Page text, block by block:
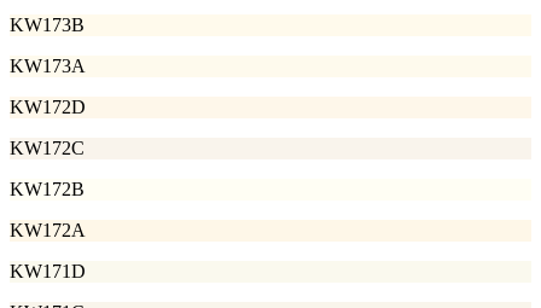
KW173B
KW173A
KW172D
KW172C
KW172B
KW172A
KW171D